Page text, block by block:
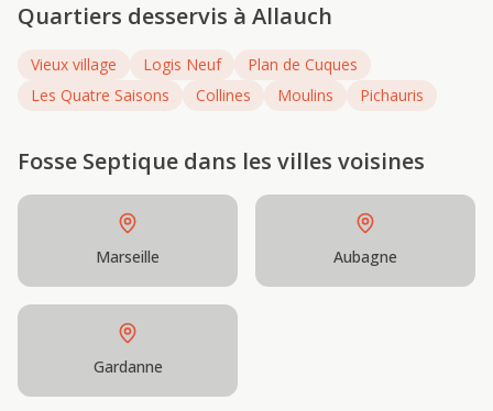
Quartiers desservis à Allauch
Vieux village Logis Neuf
Plan de Cuques
Les Quatre Saisons
Collines Moulins Pichauris
Fosse Septique dans les villes voisines
Marseille Aubagne
Gardanne